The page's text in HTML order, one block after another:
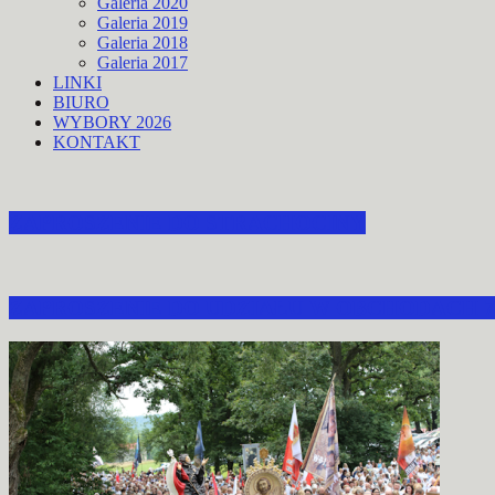
Galeria 2019
Galeria 2018
Galeria 2017
LINKI
BIURO
WYBORY 2026
KONTAKT